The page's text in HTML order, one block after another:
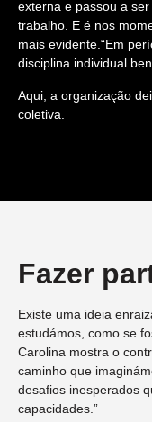
externa e passou a
trabalho. E é nos
mais evidente.“Em
disciplina individual
Aqui, a organização
coletiva.
Fazer
Existe uma ideia
estudámos, como se
Carolina mostra o
caminho que
desafios inesperados
capacidades.”